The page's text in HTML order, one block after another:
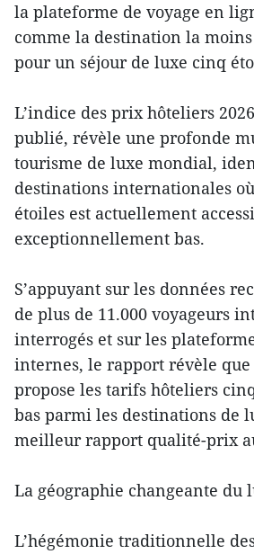
la plateforme de voyage en
comme la destination la
pour un séjour de luxe cinq
L’indice des prix hôteliers
publié, révèle une profonde
tourisme de luxe mondial,
destinations internationales
étoiles est actuellement
exceptionnellement bas.
S’appuyant sur les données
de plus de 11.000 voyageurs
interrogés et sur les
internes, le rapport révèle
propose les tarifs hôteliers
bas parmi les destinations de
meilleur rapport qualité-prix
La géographie changeante du
L’hégémonie traditionnelle